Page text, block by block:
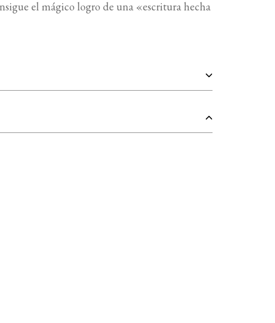
el mágico logro de una «escritura hecha